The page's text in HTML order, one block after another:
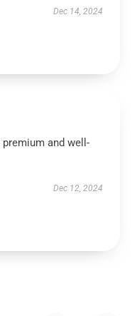
Dec 14, 2024
and well-
Dec 12, 2024